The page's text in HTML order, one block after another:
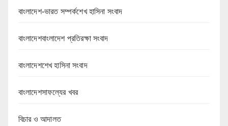
বাংলাদেশ-ভারত সম্পর্কশেখ হাসিনা সংবাদ
বাংলাদেশবাংলাদেশ প্রতিরক্ষা সংবাদ
বাংলাদেশশেখ হাসিনা সংবাদ
বাংলাদেশসাফল্যের খবর
বিচার ও আদালত